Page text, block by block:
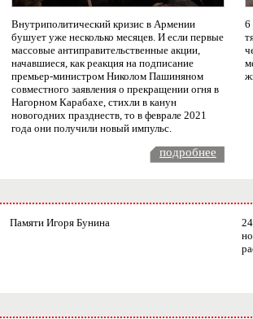
Внутриполитический кризис в Армении
бушует уже несколько месяцев. И если первые
массовые антиправительственные акции,
начавшиеся, как реакция на подписание
премьер-министром Николом Пашиняном
совместного заявления о прекращении огня в
Нагорном Карабахе, стихли в канун
новогодних празднеств, то в феврале 2021
года они получили новый импульс.
6
подробнее
Памяти Игоря Бунина